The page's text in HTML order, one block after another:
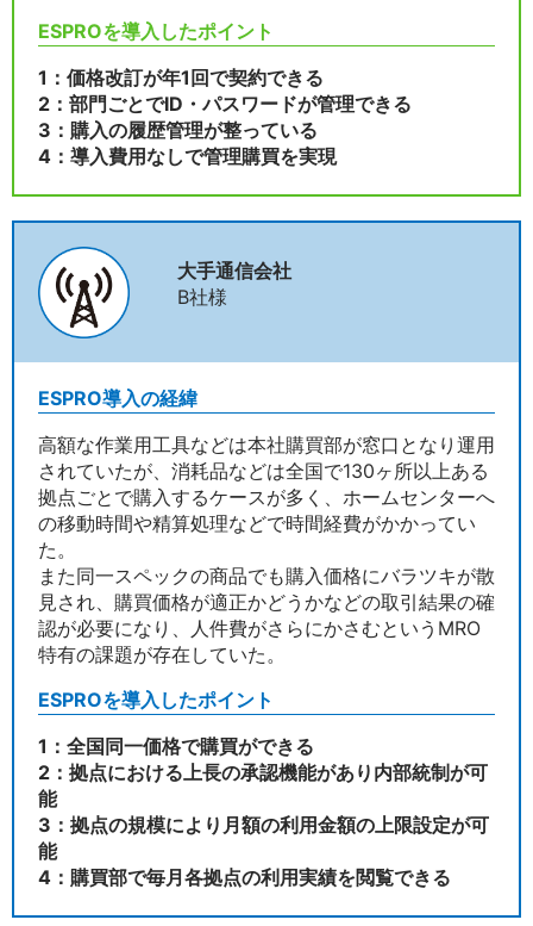
ESPROを導入したポイント
1：価格改訂が年1回で契約できる
2：部門ごとでID・パスワードが管理できる
3：購入の履歴管理が整っている
4：導入費用なしで管理購買を実現
大手通信会社
B社様
ESPRO導入の経緯
高額な作業用工具などは本社購買部が窓口となり運用
されていたが、消耗品などは全国で130ヶ所以上ある
拠点ごとで購入するケースが多く、ホームセンターへ
の移動時間や精算処理などで時間経費がかかってい
た。
また同一スペックの商品でも購入価格にバラツキが散
見され、購買価格が適正かどうかなどの取引結果の確
認が必要になり、人件費がさらにかさむというMRO
特有の課題が存在していた。
ESPROを導入したポイント
1：全国同一価格で購買ができる
2：拠点における上長の承認機能があり内部統制が可
能
3：拠点の規模により月額の利用金額の上限設定が可
能
4：購買部で毎月各拠点の利用実績を閲覧できる